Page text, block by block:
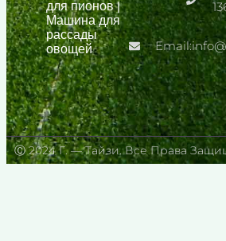
для пионов |
Машина для
рассады
овощей
томатов на
гусеничном
ходу
Ⓒ 2024 Г. — Тайзи. Все Права